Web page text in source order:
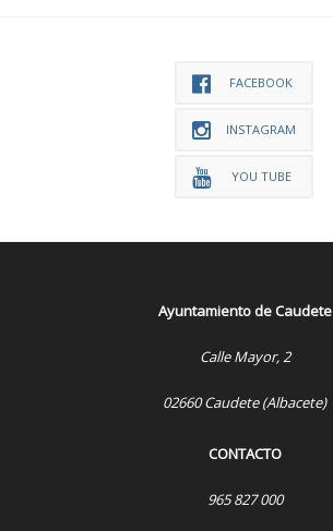
FACEBOOK
INSTAGRAM
YOU TUBE
Ayuntamiento de Caudete
Calle Mayor, 2
02660 Caudete (Albacete)
CONTACTO
965 827 000